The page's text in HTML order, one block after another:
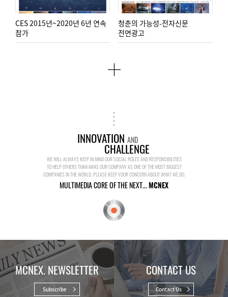
CES 2015년~2020년 6년 연속
참가
청춘의 가능성-전자신문
전면광고
INNOVATION AND
CHALLENGE
WE WILL ALWAYS KEEP IN MIND OUR SOCIAL ROLES AND RESPONSIBILITIES
TO HELP OTHERS THAN MAKE OUR COMPANY AS ONE OF THE MOST BIGGEST
COMPANIES IN THE WORLD. PLEASE KEEP YOUR CONCERN ABOUT WHAT WE DO.
MULTIMEDIA CORE OF THE NEXT...MCNEX
MCNEX. NEWSLETTER
Subscribe
CONTACT US
Contact Us